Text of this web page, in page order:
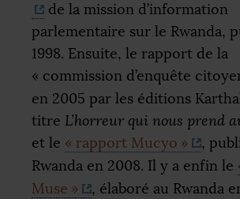
de la mission d’information
parlementaire sur le Rwanda,
1998. Ensuite, le rapport de la
« commission d’enquête
en 2005 par les éditions
titre L’horreur qui nous prend
et le « rapport Mucyo »
,
Rwanda en 2008. Il y a enfin le
Muse »
, élaboré au Rwanda